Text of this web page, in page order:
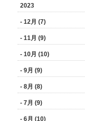
2023
- 12月 (7)
- 11月 (9)
- 10月 (10)
- 9月 (9)
- 8月 (8)
- 7月 (9)
- 6月 (10)